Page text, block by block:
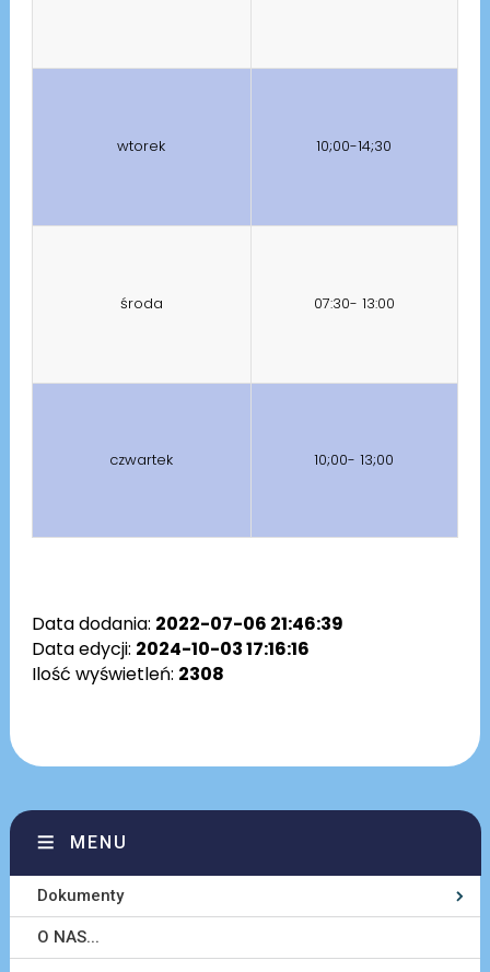
wtorek 10;00-14;30
środa 07:30- 13:00
czwartek 10;00- 13;00
Data dodania: 2022-07-06 21:46:39
Data edycji: 2024-10-03 17:16:16
Ilość wyświetleń: 2308
MENU
Dokumenty
O NAS...